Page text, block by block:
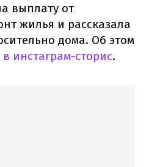
выплату от
жилья и рассказала
дома. Об этом
в инстаграм-сторис.